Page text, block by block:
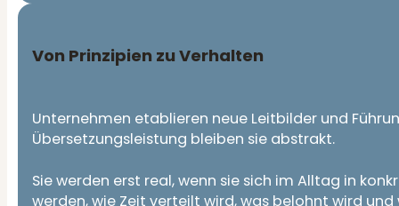
Von Prinzipien zu Verhalten
Unternehmen etablieren neue Leitbilder und
Übersetzungsleistung bleiben sie abstrakt.
Sie werden erst real, wenn sie sich im Alltag in
werden, wie Zeit verteilt wird, was belohnt wird